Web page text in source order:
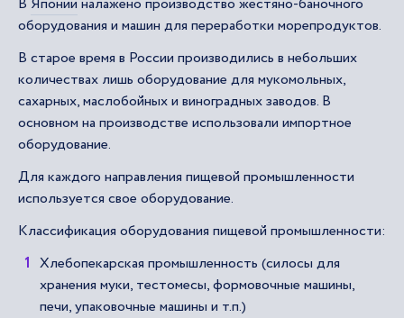
оборудования и машин для переработки морепродуктов.
В старое время в России производились в небольших
количествах лишь оборудование для мукомольных,
сахарных, маслобойных и виноградных заводов. В
основном на производстве использовали импортное
оборудование.
Для каждого направления пищевой промышленности
используется свое оборудование.
Классификация оборудования пищевой промышленности:
Хлебопекарская промышленность (силосы для
хранения муки, тестомесы, формовочные машины,
печи, упаковочные машины и т.п.)